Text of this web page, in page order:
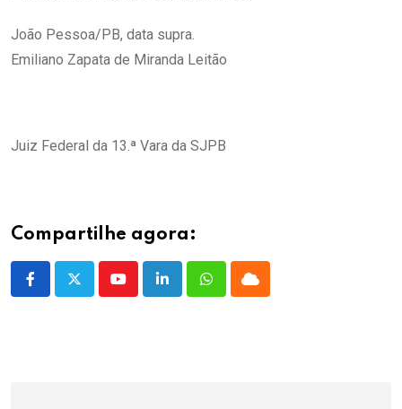
João Pessoa/PB, data supra.
Emiliano Zapata de Miranda Leitão
Juiz Federal da 13.ª Vara da SJPB
Compartilhe agora:
YoutubeLinkedInWhatsappCloud